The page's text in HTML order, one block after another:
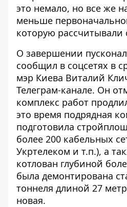
это немало, но все же
меньше
которую рассчитывали
О завершении
сообщил в соцсетях в
мэр Киева Виталий
Телеграм-канале. Он
комплекс работ
это время подрядная
подготовила
более 200 кабельных
Укртелеком и т.п.), а
котлован глубиной
была демонтирована
тоннеля длиной 27
новая.